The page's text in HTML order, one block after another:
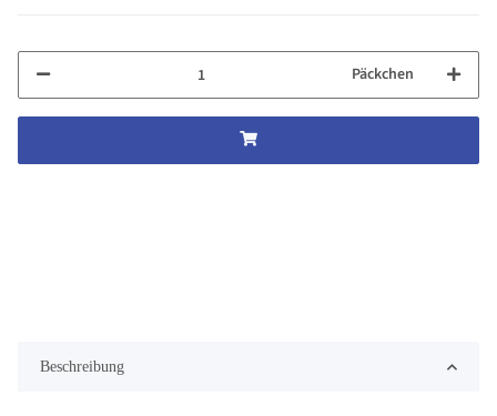
Päckchen
Beschreibung